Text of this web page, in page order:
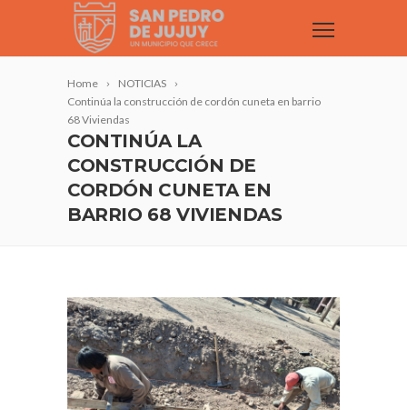
Home
NOTICIAS
Continúa la construcción de cordón cuneta en barrio
68 Viviendas
CONTINÚA LA
CONSTRUCCIÓN DE
CORDÓN CUNETA EN
BARRIO 68 VIVIENDAS